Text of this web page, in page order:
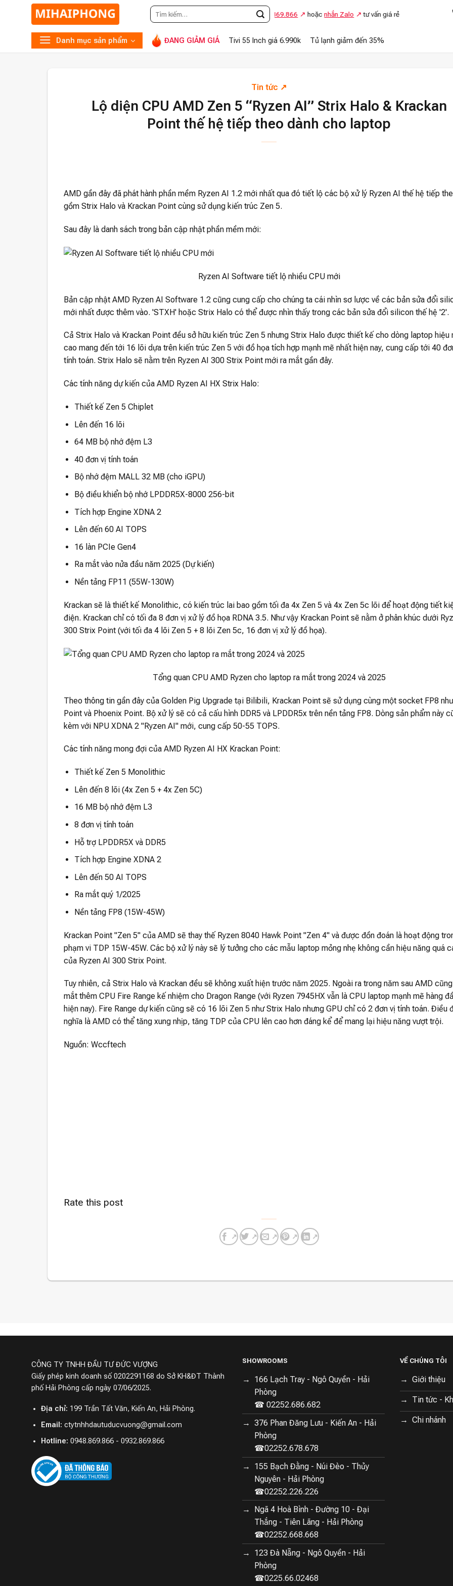
Tìm
kiếm:
0948.869.866 hoặcnhắn Zalo tư vấn giá rẻ
Danh mục sản phẩm ĐANG GIẢM GIÁ Tivi 55 Inch giá 6.990k Tủ lạnh giảm đến 35%
Tin tức
Lộ diện CPU AMD Zen 5 “Ryzen AI” Strix Halo & Krackan
Point thế hệ tiếp theo dành cho laptop
AMD gần đây đã phát hành phần mềm Ryzen AI 1.2 mới nhất qua đó tiết lộ các bộ xử lý Ryzen AI thế hệ tiếp
gồm Strix Halo và Krackan Point cùng sử dụng kiến trúc Zen 5.
Sau đây là danh sách trong bản cập nhật phần mềm mới:
Ryzen AI Software tiết lộ nhiều CPU mới
Bản cập nhật AMD Ryzen AI Software 1.2 cũng cung cấp cho chúng ta cái nhìn sơ lược về các bản sửa đổi
mới nhất được thêm vào. 'STXH' hoặc Strix Halo có thể được nhìn thấy trong các bản sửa đổi silicon thế hệ '2'.
Cả Strix Halo và Krackan Point đều sở hữu kiến ​​trúc Zen 5 nhưng Strix Halo được thiết kế cho dòng laptop hiệu
cao mang đến tới 16 lõi dựa trên kiến ​​trúc Zen 5 với đồ họa tích hợp mạnh mẽ nhất hiện nay, cung cấp tới 40
tính toán. Strix Halo sẽ nằm trên Ryzen AI 300 Strix Point mới ra mắt gần đây.
Các tính năng dự kiến ​​của AMD Ryzen AI HX Strix Halo:
Thiết kế Zen 5 Chiplet
Lên đến 16 lõi
64 MB bộ nhớ đệm L3
40 đơn vị tính toán
Bộ nhớ đệm MALL 32 MB (cho iGPU)
Bộ điều khiển bộ nhớ LPDDR5X-8000 256-bit
Tích hợp Engine XDNA 2
Lên đến 60 AI TOPS
16 làn PCIe Gen4
Ra mắt vào nửa đầu năm 2025 (Dự kiến)
Nền tảng FP11 (55W-130W)
Krackan sẽ là thiết kế Monolithic, có kiến ​​trúc lai bao gồm tối đa 4x Zen 5 và 4x Zen 5c lõi để hoạt động tiết
điện. Krackan chỉ có tối đa 8 đơn vị xử lý đồ họa RDNA 3.5. Như vậy Krackan Point sẽ nằm ở phân khúc dưới
300 Strix Point (với tối đa 4 lõi Zen 5 + 8 lõi Zen 5c, 16 đơn vị xử lý đồ họa).
Tổng quan CPU AMD Ryzen cho laptop ra mắt trong 2024 và 2025
Theo thông tin gần đây của Golden Pig Upgrade tại Bilibili, Krackan Point sẽ sử dụng cùng một socket FP8
Point và Phoenix Point. Bộ xử lý sẽ có cả cấu hình DDR5 và LPDDR5x trên nền tảng FP8. Dòng sản phẩm này
kèm với NPU XDNA 2 "Ryzen AI" mới, cung cấp 50-55 TOPS.
Các tính năng mong đợi của AMD Ryzen AI HX Krackan Point:
Thiết kế Zen 5 Monolithic
Lên đến 8 lõi (4x Zen 5 + 4x Zen 5C)
16 MB bộ nhớ đệm L3
8 đơn vị tính toán
Hỗ trợ LPDDR5X và DDR5
Tích hợp Engine XDNA 2
Lên đến 50 AI TOPS
Ra mắt quý 1/2025
Nền tảng FP8 (15W-45W)
Krackan Point "Zen 5" của AMD sẽ thay thế Ryzen 8040 Hawk Point "Zen 4" và được đồn đoán là hoạt động
phạm vi TDP 15W-45W. Các bộ xử lý này sẽ lý tưởng cho các mẫu laptop mỏng nhẹ không cần hiệu năng quá
của Ryzen AI 300 Strix Point.
Tuy nhiên, cả Strix Halo và Krackan đều sẽ không xuất hiện trước năm 2025. Ngoài ra trong năm sau AMD
mắt thêm CPU Fire Range kế nhiệm cho Dragon Range (với Ryzen 7945HX vẫn là CPU laptop mạnh mẽ hàng
hiện nay). Fire Range dự kiến cũng sẽ có 16 lõi Zen 5 như Strix Halo nhưng GPU chỉ có 2 đơn vị tính toán. Điều
nghĩa là AMD có thể tăng xung nhịp, tăng TDP của CPU lên cao hơn đáng kể để mang lại hiệu năng vượt trội.
Nguồn: Wccftech
Rate this post
CÔNG TY TNHH ĐẦU TƯ ĐỨC VƯỢNG
Giấy phép kinh doanh số 0202291168 do Sở KH&ĐT Thành
phố Hải Phòng cấp ngày 07/06/2025.
Địa chỉ: 199 Trần Tất Văn, Kiến An, Hải Phòng.
Email: ctytnhhdautuducvuong@gmail.com
Hotline: 0948.869.866 - 0932.869.866
SHOWROOMS
166 Lạch Tray - Ngô Quyền - Hải
Phòng
☎ 02252.686.682
376 Phan Đăng Lưu - Kiến An - Hải
Phòng
☎02252.678.678
155 Bạch Đằng - Núi Đèo - Thủy
Nguyên - Hải Phòng
☎02252.226.226
Ngã 4 Hoà Bình - Đường 10 - Đại
Thắng - Tiên Lãng - Hải Phòng
☎02252.668.668
123 Đà Nẵng - Ngô Quyền - Hải
Phòng
☎0225.66.02468
VỀ CHÚNG TÔI
Giới thiệu
Tin tức -
Chi nhánh